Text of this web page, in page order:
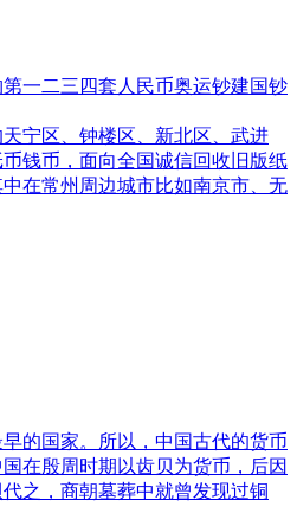
一二三四套人民币奥运钞建国钞
区、钟楼区、新北区、武进
钱币，面向全国诚信回收旧版纸
在常州周边城市比如南京市、无
国家。所以，中国古代的货币
在殷周时期以齿贝为货币，后因
之，商朝墓葬中就曾发现过铜